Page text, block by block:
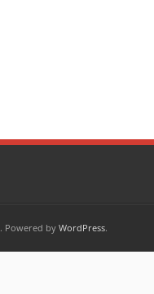
. Powered by WordPress.